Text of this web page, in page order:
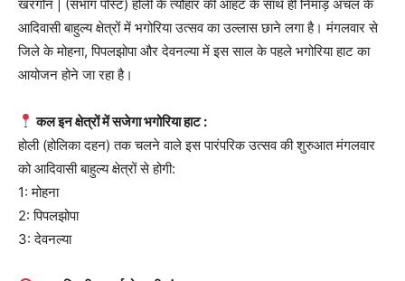
खरगोन | (संभाग पोस्ट) होली के त्यौहार की आहट के साथ ही निमाड़ अंचल के
आदिवासी बाहुल्य क्षेत्रों में भगोरिया उत्सव का उल्लास छाने लगा है। मंगलवार से
जिले के मोहना, पिपलझोपा और देवनल्या में इस साल के पहले भगोरिया हाट का
आयोजन होने जा रहा है।
कल इन क्षेत्रों में सजेगा भगोरिया हाट :
होली (होलिका दहन) तक चलने वाले इस पारंपरिक उत्सव की शुरुआत मंगलवार
को आदिवासी बाहुल्य क्षेत्रों से होगी:
1: मोहना
2: पिपलझोपा
3: देवनल्या